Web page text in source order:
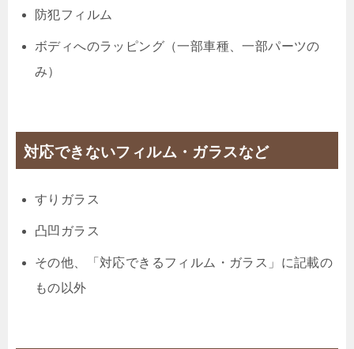
防犯フィルム
ボディへのラッピング（一部車種、一部パーツの
み）
対応できないフィルム・ガラスなど
すりガラス
凸凹ガラス
その他、「対応できるフィルム・ガラス」に記載の
もの以外